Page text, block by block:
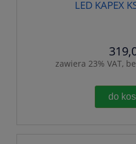
LED KAPEX
zawiera 23% VAT,
do